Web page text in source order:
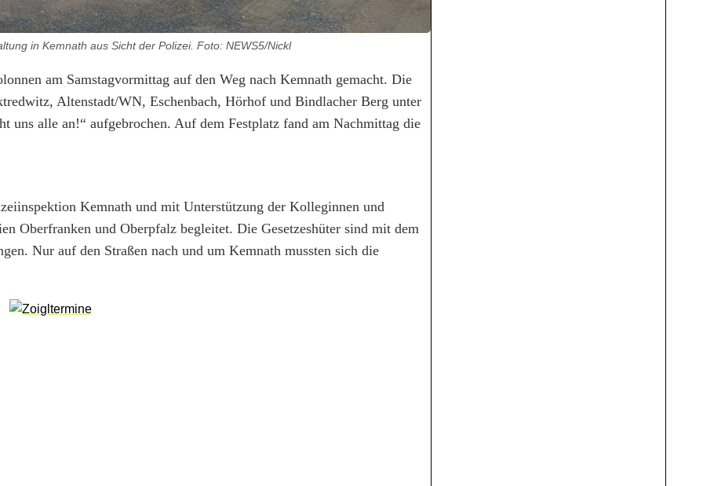
in Kemnath aus Sicht der Polizei. Foto: NEWS5/Nickl
am Samstagvormittag auf den Weg nach Kemnath gemacht. Die
Altenstadt/WN, Eschenbach, Hörhof und Bindlacher Berg unter
uns alle an!“ aufgebrochen. Auf dem Festplatz fand am Nachmittag die
Kemnath und mit Unterstützung der Kolleginnen und
Oberfranken und Oberpfalz begleitet. Die Gesetzeshüter sind mit dem
Nur auf den Straßen nach und um Kemnath mussten sich die